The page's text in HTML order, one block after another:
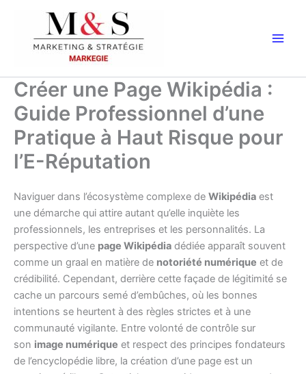
contenu
Créer une Page Wikipédia :
Guide Professionnel d’une
Pratique à Haut Risque pour
l’E-Réputation
Naviguer dans l’écosystème complexe de Wikipédia est
une démarche qui attire autant qu’elle inquiète les
professionnels, les entreprises et les personnalités. La
perspective d’une page Wikipédia dédiée apparaît souvent
comme un graal en matière de notoriété numérique et de
crédibilité. Cependant, derrière cette façade de légitimité se
cache un parcours semé d’embûches, où les bonnes
intentions se heurtent à des règles strictes et à une
communauté vigilante. Entre volonté de contrôle sur
son image numérique et respect des principes fondateurs
de l’encyclopédie libre, la création d’une page est un